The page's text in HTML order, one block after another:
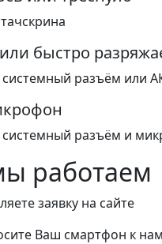
быстро
разъём или
разъём и
работаем
заявку на сайте
Ваш смартфон к